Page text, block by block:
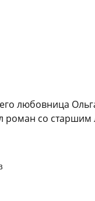
любовница
со